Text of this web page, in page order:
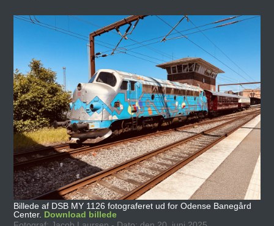
Billede af DSB MY 1126 fotograferet ud for Odense Banegård
Center. Download billede